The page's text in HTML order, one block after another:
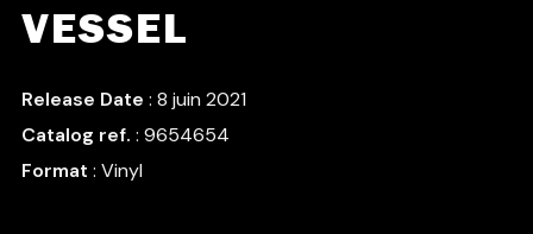
VESSEL
Release Date : 8 juin 2021
Catalog ref. : 9654654
Format : Vinyl